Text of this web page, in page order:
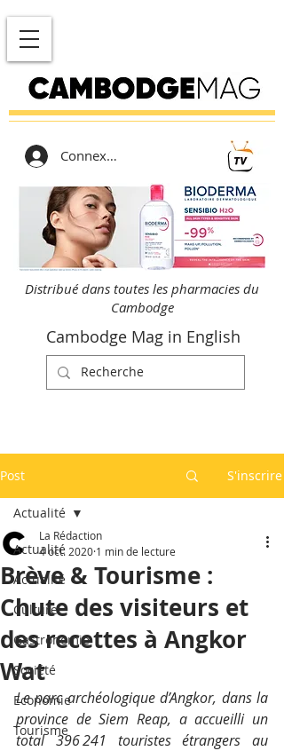
Connexion
Distribué dans toutes les pharmacies du
Cambodge
Cambodge Mag in English
Post S'inscrire
Actualité
Actualité
Culture
Gastronomie
Société
Economie
Tourisme
Actualité
Brève & Tourisme :
Chute des visiteurs et
des recettes à Angkor
Wat
La Rédaction
4 oct. 2020 1 min de lecture
Le parc archéologique d’Angkor, dans la
province de Siem Reap, a accueilli un
total 396 241 touristes étrangers au